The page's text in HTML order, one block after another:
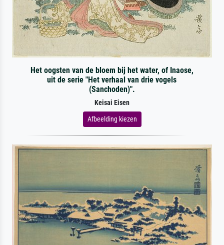
Het oogsten van de bloem bij het water, of Inaose,
uit de serie "Het verhaal van drie vogels
(Sanchoden)".
Keisai Eisen
Afbeelding kiezen